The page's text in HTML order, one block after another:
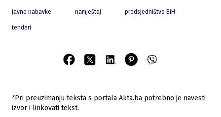
javne nabavke namještaj predsjedništvo BiH
tenderi
*Pri preuzimanju teksta s portala Akta.ba potrebno je navesti
izvor i linkovati tekst.